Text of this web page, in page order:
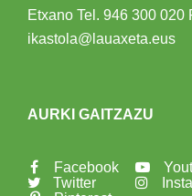
Etxano Tel. 946 300 020
ikastola@lauaxeta.eus
AURKI GAITZAZU
Facebook
Twitter